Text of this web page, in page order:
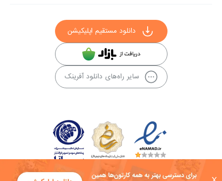
دانلود مستقیم اپلیکیشن
سایر راه‌های دانلود آفرینک